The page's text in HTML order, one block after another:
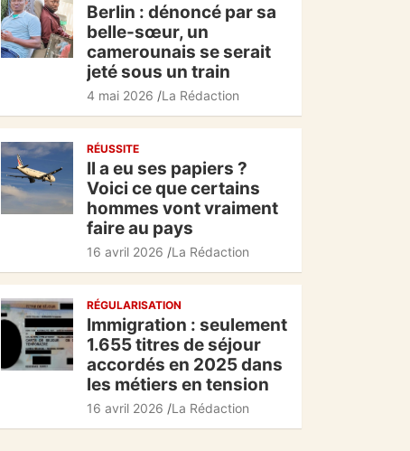
Berlin : dénoncé par sa
belle-sœur, un
camerounais se serait
jeté sous un train
4 mai 2026 La Rédaction
RÉUSSITE
Il a eu ses papiers ?
Voici ce que certains
hommes vont vraiment
faire au pays
16 avril 2026 La Rédaction
RÉGULARISATION
Immigration : seulement
1.655 titres de séjour
accordés en 2025 dans
les métiers en tension
16 avril 2026 La Rédaction